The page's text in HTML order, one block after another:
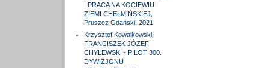
I PRACA NA KOCIEWIU I
ZIEMI CHEŁMIŃSKIEJ,
Pruszcz Gdański, 2021
Krzysztof Kowalkowski,
FRANCISZEK JÓZEF
CHYLEWSKI - PILOT 300.
DYWIZJONU